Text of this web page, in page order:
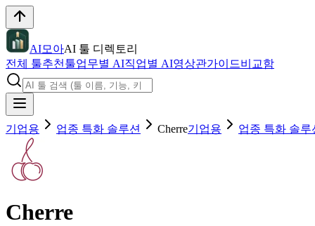
AI모아AI 툴 디렉토리
전체 툴추천툴업무별 AI직업별 AI영상관가이드비교함
기업용 업종 특화 솔루션 Cherre기업용 업종 특화 솔루
Cherre